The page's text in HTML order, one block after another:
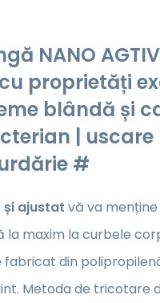
NANO
proprietăți
blândă și
|
#
și ajustat vă va
maxim la curbele
fabricat din
Metoda de tricotare